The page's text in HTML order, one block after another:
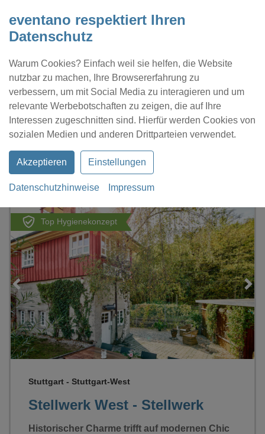
eventano respektiert Ihren
Datenschutz
Warum Cookies? Einfach weil sie helfen, die Website
nutzbar zu machen, Ihre Browsererfahrung zu
verbessern, um mit Social Media zu interagieren und um
relevante Werbebotschaften zu zeigen, die auf Ihre
Interessen zugeschnitten sind. Hierfür werden Cookies von
sozialen Medien und anderen Drittparteien verwendet.
Akzeptieren Einstellungen
Datenschutzhinweise Impressum
Kontakt Location eintragen Profil
Stellwerk West - Stellwerk
Top Hygienekonzept
Loading...
Stellwerk West - Stellwerk
Stuttgart - Stuttgart-West
Historischer Charme trifft auf modernen Chic